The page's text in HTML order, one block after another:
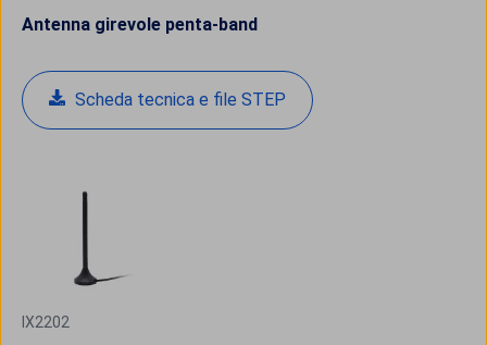
Antenna girevole penta-band
Scheda tecnica e file STEP
IX2202